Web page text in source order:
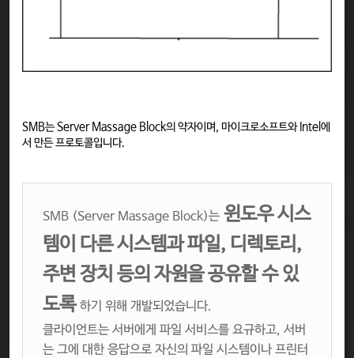
SMB는 Server Massage Block의 약자이며, 마이크로소프트와 Intel에
서 만든 프로토콜입니다.
SMB (Server Massage Block)는 윈도우 시스
템이 다른 시스템과 파일, 디렉토리,
주변 장치 등의 자원을 공유할 수 있
도록하기 위해 개발되었습니다.
클라이언트는 서버에게 파일 서비스를 요규하고, 서버
는 그에 대한 응답으로 자신의 파일 시스템이나 프린터